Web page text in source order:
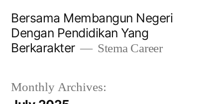
Bersama Membangun Negeri
Dengan Pendidikan Yang
Berkarakter
Stema Career
Monthly Archives: